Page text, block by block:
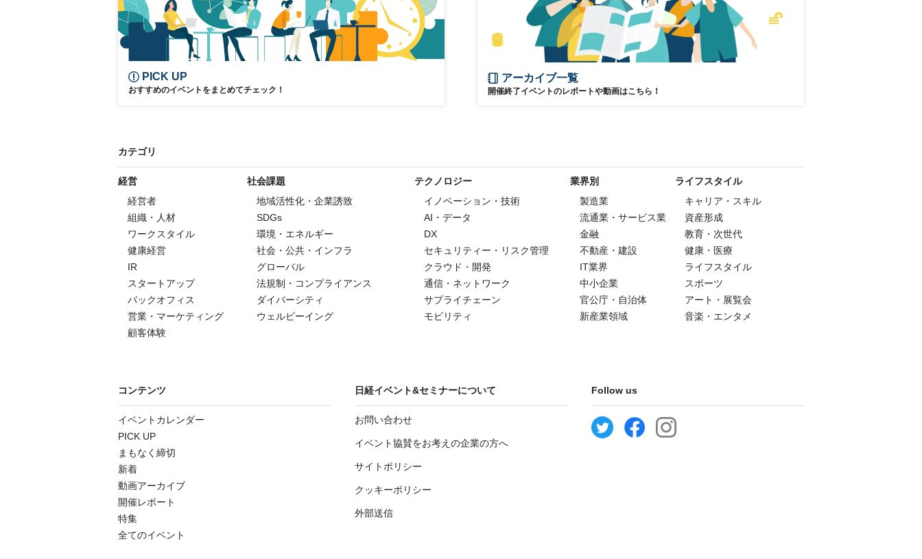
PICK UP
おすすめのイベントをまとめてチェック！
アーカイブ一覧
開催終了イベントのレポートや動画はこちら！
カテゴリ
経営
経営者
組織・人材
ワークスタイル
健康経営
IR
スタートアップ
バックオフィス
営業・マーケティング
顧客体験
社会課題
地域活性化・企業誘致
SDGs
環境・エネルギー
社会・公共・インフラ
グローバル
法規制・コンプライアンス
ダイバーシティ
ウェルビーイング
テクノロジー
イノベーション・技術
AI・データ
DX
セキュリティー・リスク管理
クラウド・開発
通信・ネットワーク
サプライチェーン
モビリティ
業界別
製造業
流通業・サービス業
金融
不動産・建設
IT業界
中小企業
官公庁・自治体
新産業領域
ライフスタイル
キャリア・スキル
資産形成
教育・次世代
健康・医療
ライフスタイル
スポーツ
アート・展覧会
音楽・エンタメ
コンテンツ
イベントカレンダー
PICK UP
まもなく締切
新着
動画アーカイブ
開催レポート
特集
全てのイベント
日経イベント&セミナーについて
お問い合わせ
イベント協賛をお考えの企業の方へ
サイトポリシー
クッキーポリシー
外部送信
Follow us